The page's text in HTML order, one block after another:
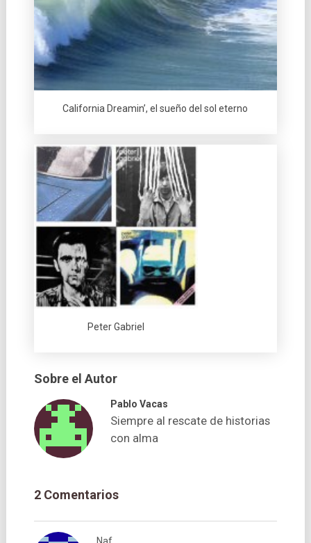
California Dreamin’, el sueño del sol eterno
Peter Gabriel
Sobre el Autor
Pablo Vacas
Siempre al rescate de historias
con alma
2 Comentarios
Naf